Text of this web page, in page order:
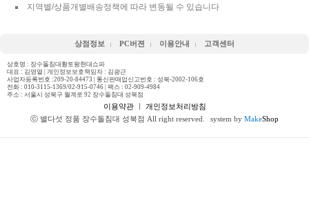
지역별/상품개별배송정책에 따라 변동될 수 있습니다
상점정보 PC버젼 이용안내 고객센터
상호명 : 장수돌침대황토왕현대쇼파
대표 : 김영열 | 개인정보보호책임자 : 김광근
사업자등록번호 :209-20-84473 | 통신판매업신고번호 : 성북-2002-106호
전화 : 010-3115-1369/02-915-0746 | 팩스 : 02-909-4984
주소 : 서울시 성북구 월계로 92 장수돌침대 성북점
이용약관ㅣ 개인정보처리방침
ⓒ 별다섯 정품 장수돌침대 성북점 All right reserved.
system by MakeShop